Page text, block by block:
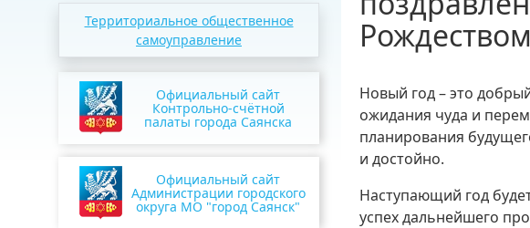
Фракции
Аппарат
Новый год – это
ожидания чуда и
планирования
и достойно.
Наступающий год
успех дальнейшего
Территориальное общественное
самоуправление
Официальный сайт
Контрольно-счётной
палаты города Саянска
Официальный сайт
Администрации городского
округа МО "город Саянск"